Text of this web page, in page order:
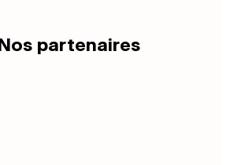
Nos partenaires